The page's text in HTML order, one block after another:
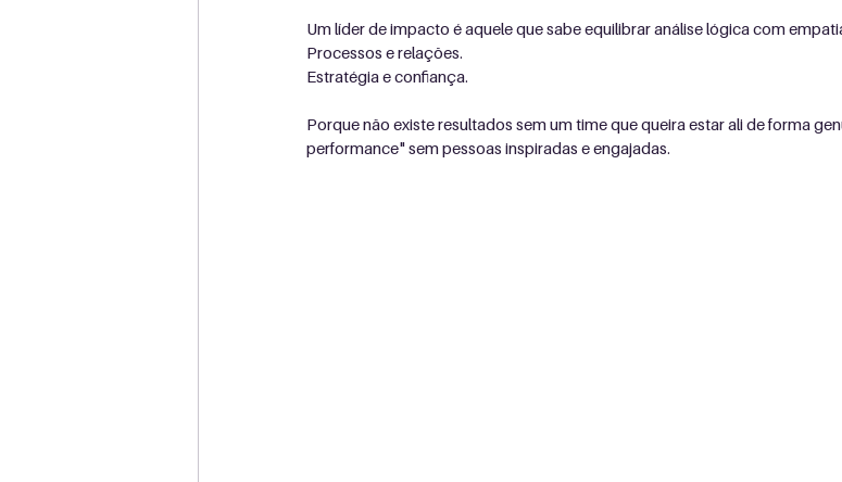
Um líder de impacto é aquele que sabe equilibrar análise lógica com
Processos e relações.
Estratégia e confiança.
Porque não existe resultados sem um time que queira estar ali de forma
performance" sem pessoas inspiradas e engajadas.